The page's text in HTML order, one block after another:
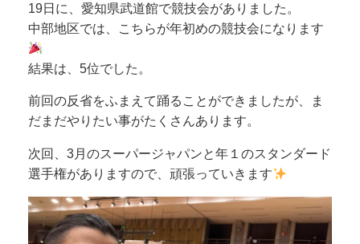
19日に、愛知県武道館で競技会がありました。
中部地区では、こちらが年初めの競技会になります
結果は、5位でした。
前回の反省をふまえて踊ることができましたが、ま
だまだやりたい事がたくさんあります。
次回、3月のスーパージャパンと年１のスタンダード
選手権がありますので、頑張っていきます